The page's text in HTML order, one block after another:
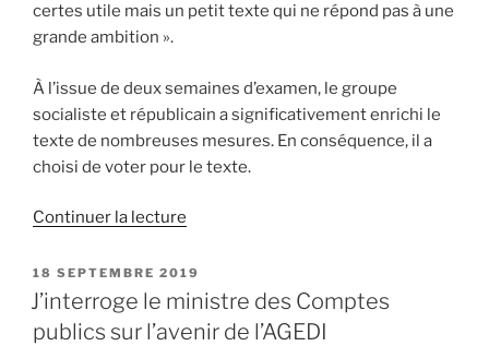
certes utile mais un petit texte qui ne répond pas à une
grande ambition ».
À l’issue de deux semaines d’examen, le groupe
socialiste et républicain a significativement enrichi le
texte de nombreuses mesures. En conséquence, il a
choisi de voter pour le texte.
Continuer la lecture
dans
la
vie
PUBLIÉ
LE
18 SEPTEMBRE 2019
J’interroge le ministre des Comptes
publics sur l’avenir de l’AGEDI